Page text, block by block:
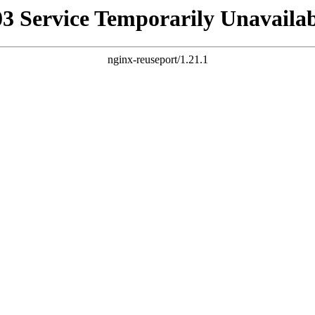
Service Temporarily
nginx-reuseport/1.21.1